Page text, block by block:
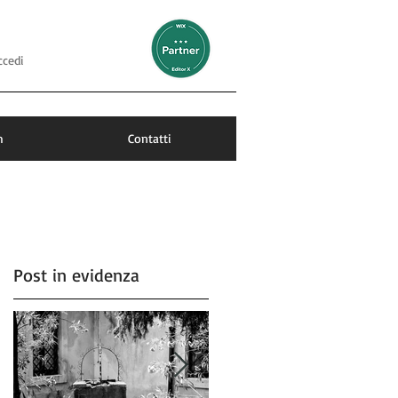
Contatti
Post in evidenza